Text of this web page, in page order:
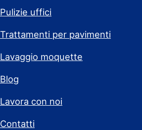
Pulizie uffici
Trattamenti per pavimenti
Lavaggio moquette
Blog
Lavora con noi
Contatti